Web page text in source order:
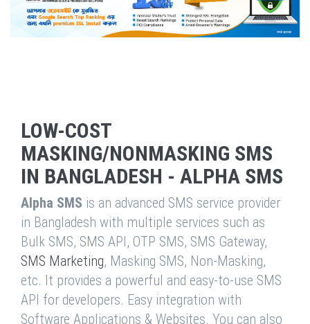
LOW-COST
MASKING/NONMASKING SMS
IN BANGLADESH - ALPHA SMS
Alpha SMS is an advanced SMS service provider
in Bangladesh with multiple services such as
Bulk SMS, SMS API, OTP SMS, SMS Gateway,
SMS Marketing, Masking SMS, Non-Masking,
etc. It provides a powerful and easy-to-use SMS
API for developers. Easy integration with
Software Applications & Websites. You can also